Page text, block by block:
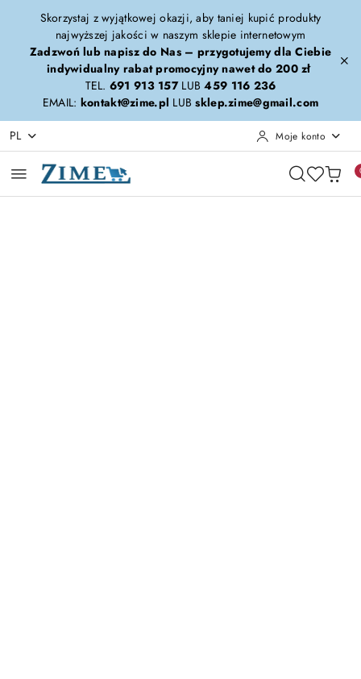
Przejdź do treści głównej
Przejdź do wyszukiwarki
Przejdź do moje konto
Przejdź do menu głównego
Przejdź do opisu produktu
Przejdź do stopki
Skorzystaj z wyjątkowej okazji, aby taniej kupić produkty
najwyższej jakości w naszym sklepie internetowym
Zadzwoń lub napisz do Nas – przygotujemy dla Ciebie
indywidualny rabat promocyjny nawet do 200 zł
TEL. 691 913 157LUB459 116 236
EMAIL: kontakt@zime.pl LUBsklep.zime@gmail.com
PL Moje konto